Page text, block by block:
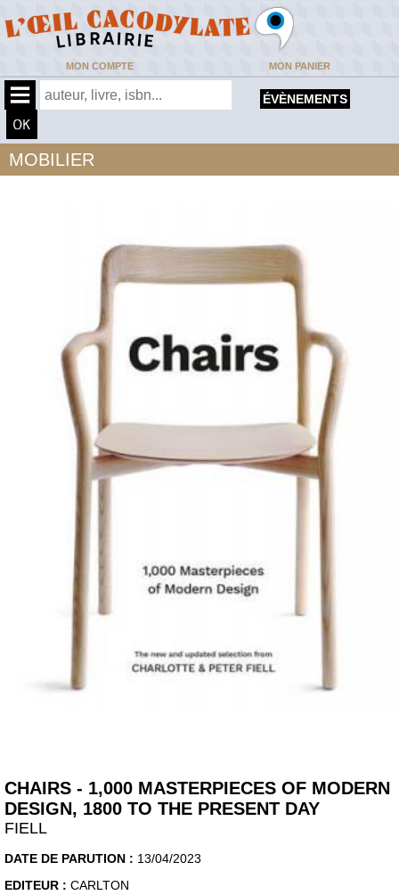
MON COMPTE MON PANIER
ÉVÈNEMENTS
MOBILIER
CHAIRS - 1,000 MASTERPIECES OF MODERN
DESIGN, 1800 TO THE PRESENT DAY
FIELL
DATE DE PARUTION : 13/04/2023
EDITEUR : CARLTON